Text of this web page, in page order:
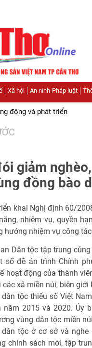
Xã hội An ninh-Pháp luật
động và phát triển
giảm
đồng bào
khai Nghị định 60/
nhiệm vụ, quyền
hướng nhiệm vụ công
Dân tộc tập trung
số đề án trình Chính
hoạt động của thành
xã miền núi, biên
tộc thiểu số Việt
2015 và 2020. Ủy
vùng dân tộc miền
tộc ở cơ sở và
chính sách mới, tập